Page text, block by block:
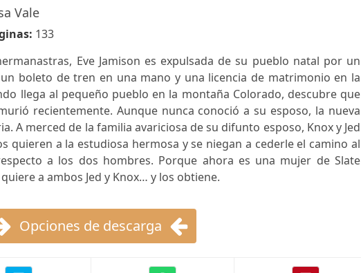
Vale
133
Eve Jamison es expulsada de su pueblo natal por un
boleto de tren en una mano y una licencia de matrimonio en la
llega al pequeño pueblo en la montaña Colorado, descubre que
recientemente. Aunque nunca conoció a su esposo, la nueva
A merced de la familia avariciosa de su difunto esposo, Knox y Jed
quieren a la estudiosa hermosa y se niegan a cederle el camino al
a los dos hombres. Porque ahora es una mujer de Slate
a ambos Jed y Knox… y los obtiene.
Opciones de descarga